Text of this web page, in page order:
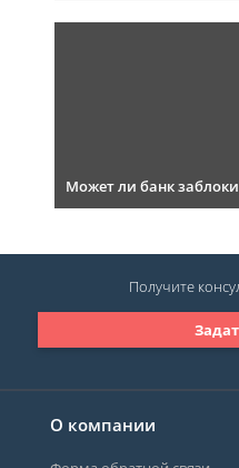
Может ли банк
О компании
Получите